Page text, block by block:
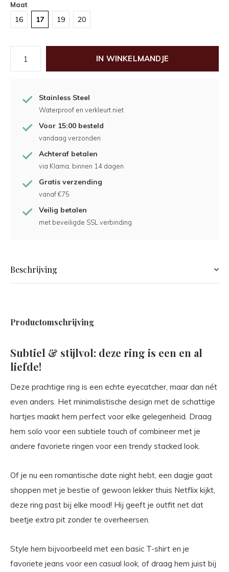
Maat
16 17 19 20
IN WINKELMANDJE
Stainless Steel
Waterproof en verkleurt niet
Voor 15:00 besteld
vandaag verzonden
Achteraf betalen
via Klarna, binnen 14 dagen
Gratis verzending
vanaf €75
Veilig betalen
met beveiligde SSL verbinding
Beschrijving
Productomschrijving
Subtiel & stijlvol: deze ring is een en al
liefde!
Deze prachtige ring is een echte eyecatcher, maar dan nét
even anders. Het minimalistische design met de schattige
hartjes maakt hem perfect voor elke gelegenheid. Draag
hem solo voor een subtiele touch of combineer met je
andere favoriete ringen voor een trendy stacked look.
Of je nu een romantische date night hebt, een dagje gaat
shoppen met je bestie of gewoon lekker thuis Netflix kijkt,
deze ring past bij elke mood! Hij geeft je outfit net dat
beetje extra pit zonder te overheersen.
Style hem bijvoorbeeld met een basic T-shirt en je
favoriete jeans voor een casual look, of draag hem juist bij